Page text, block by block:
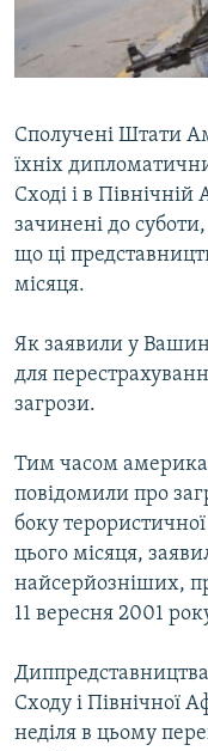
ВІДЕОУРОКИ «ELIFBE»
СВІДЧЕННЯ ОКУПАЦІЇ
ІНФОГРАФІКА
Русский
Qırımtatar
ДОЛУЧАЙСЯ!
Усі сайти RFE/RL
Сполучені Штати
їхніх
Сході і в
зачинені до
що ці
місяця.
Як заявили у
для
загрози.
Тим часом
повідомили про
боку
цього місяця,
найсерйозніших,
11 вересня 2001
Сходу і Північної
неділя в цьому